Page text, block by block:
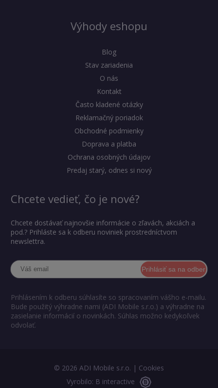
Výhody eshopu
Blog
Stav zariadenia
O nás
Kontakt
Často kladené otázky
Reklamačný poriadok
Obchodné podmienky
Doprava a platba
Ochrana osobných údajov
Predaj starý, odnes si nový
Chcete vedieť, čo je nové?
Chcete dostávať najnovšie informácie o zľavách, akciách a
pod.? Prihláste sa k odberu noviniek prostredníctvom
newslettra.
Prihlásiť sa na odber
Prihlásením k odberu súhlasíte so spracovaním vášho e-mailu.
Bude použitý výhradne nami (ADI Mobile s.r.o.) a výhradne na
zasielanie informácií o novinkách. Súhlas možno kedykoľvek
odvolať.
© 2026 ADI Mobile s.r.o. | Cookies
Vyrobilo: B interactive